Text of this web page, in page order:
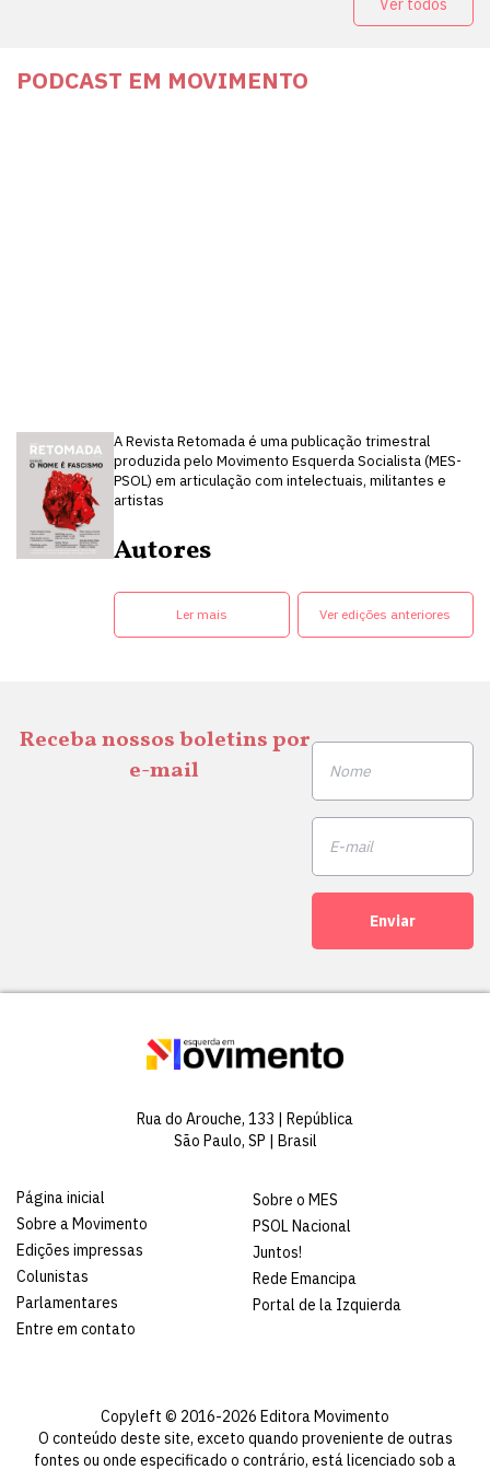
Ver todos
PODCAST EM MOVIMENTO
A Revista Retomada é uma publicação trimestral
produzida pelo Movimento Esquerda Socialista (MES-
PSOL) em articulação com intelectuais, militantes e
artistas
Autores
Ler mais Ver edições anteriores
Receba nossos boletins por
e-mail
Enviar
Rua do Arouche, 133 | República
São Paulo, SP | Brasil
Página inicial
Sobre a Movimento
Edições impressas
Colunistas
Parlamentares
Entre em contato
Sobre o MES
PSOL Nacional
Juntos!
Rede Emancipa
Portal de la Izquierda
Copyleft © 2016-2026 Editora Movimento
O conteúdo deste site, exceto quando proveniente de outras
fontes ou onde especificado o contrário, está licenciado sob a